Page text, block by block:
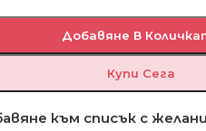
Добавяне В
Купи Сега
към списък с